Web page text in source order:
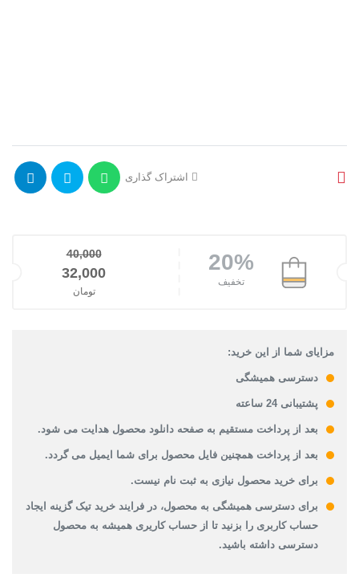
اشتراک گذاری
20%
تخفیف
40,000
قیمت اصلی: 40,000تومان بود.
32,000
تومان
مزایای شما از این خرید:
دسترسی همیشگی
پشتیبانی 24 ساعته
بعد از پرداخت مستقیم به صفحه دانلود محصول هدایت می شود.
بعد از پرداخت همچنین فایل محصول برای شما ایمیل می گردد.
برای خرید محصول نیازی به ثبت نام نیست.
برای دسترسی همیشگی به محصول، در فرایند خرید تیک گزینه ایجاد
حساب کاربری را بزنید تا از حساب کاریری همیشه به محصول
دسترسی داشته باشید.